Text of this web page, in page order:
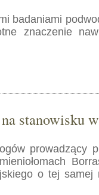
badaniami
znaczenie
stanowisku
prowadzący
o tej samej